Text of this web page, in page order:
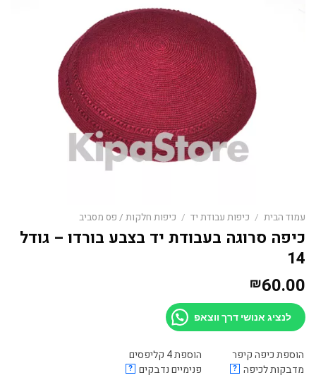
עמוד הבית / כיפות עבודת יד / כיפות חלקות / פס מסביב
כיפה סרוגה בעבודת יד בצבע בורדו – גודל
14
₪60.00
לנציג אנושי דרך ווצאפ
הוספת כיפה קיפר
מדבקות לכיפה ?
הוספת 4 קליפסים
פנימיים נדבקים ?